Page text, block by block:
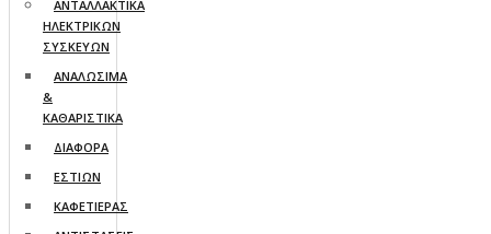
AΝΤΑΛΛΑΚΤΙΚΑ
ΗΛΕΚΤΡΙΚΩΝ
ΣΥΣΚΕΥΩΝ
ΑΝΑΛΩΣΙΜΑ
&
ΚΑΘΑΡΙΣΤΙΚΑ
ΔΙΑΦΟΡΑ
ΕΣΤΙΩΝ
ΚΑΦΕΤΙΕΡΑΣ